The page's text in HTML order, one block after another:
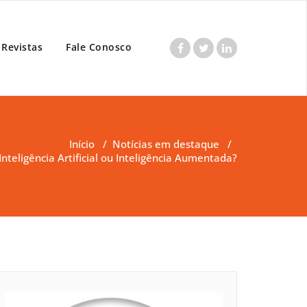
Revistas Fale Conosco
Início / Notícias em destaque /
Inteligência Artificial ou Inteligência Aumentada?